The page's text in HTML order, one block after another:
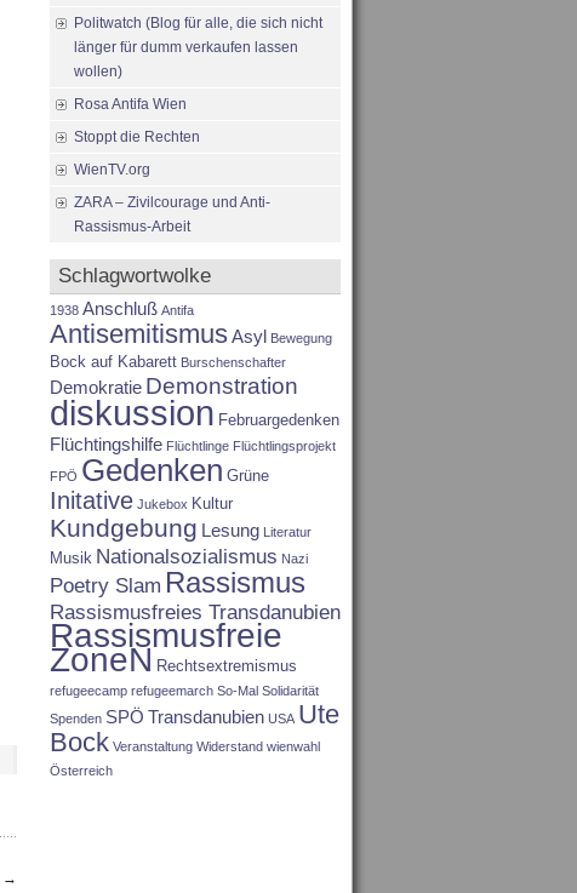
→
Politwatch (Blog für alle, die sich nicht
länger für dumm verkaufen lassen
wollen)
Rosa Antifa Wien
Stoppt die Rechten
WienTV.org
ZARA – Zivilcourage und Anti-
Rassismus-Arbeit
Schlagwortwolke
1938 Anschluß Antifa
AntisemitismusAsyl Bewegung
Bock auf Kabarett Burschenschafter
Demokratie Demonstration
diskussion Februargedenken
Flüchtingshilfe Flüchtlinge Flüchtlingsprojekt
FPÖ Gedenken Grüne
Initative Jukebox Kultur
Kundgebung Lesung Literatur
Musik Nationalsozialismus Nazi
Poetry Slam Rassismus
Rassismusfreies Transdanubien
Rassismusfreie
ZoneN Rechtsextremismus
refugeecamp refugeemarch So-Mal Solidarität
Spenden SPÖ Transdanubien USA Ute
Bock Veranstaltung Widerstand wienwahl
Österreich